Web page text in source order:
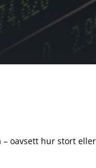
oavsett hur stort